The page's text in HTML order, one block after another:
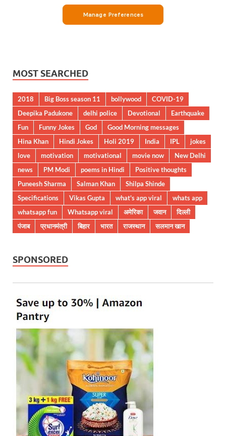
MOST SEARCHED
2018 Big Boss season 11 bollywood
COVID-19
Deepika Padukone
delhi police Devotional
Earthquake
Fun
Funny Jokes God
Good Morning messages
Hina Khan
Hindi Jokes Holi 2019 India IPL
jokes
love
motivation motivational movie now
New Delhi
news
PM Modi poems in Hindi
Positive thoughts
Puneesh Sharma
Salman Khan
Shilpa Shinde
Specifications
Vikas Gupta what's app viral
whats app
whatsapp fun
Whatsapp viral अमेरिका जवान
दिल्ली
पंजाब
प्रधानमंत्री बिहार भारत राजस्थान सलमान खान
SPONSORED